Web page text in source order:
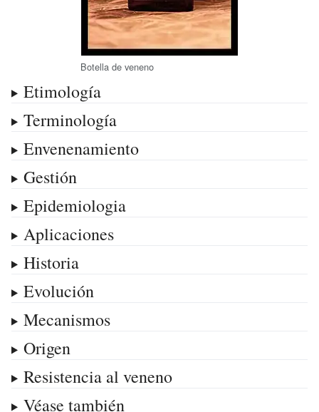
Botella de veneno
Etimología
Terminología
Envenenamiento
Gestión
Epidemiologia
Aplicaciones
Historia
Evolución
Mecanismos
Origen
Resistencia al veneno
Véase también